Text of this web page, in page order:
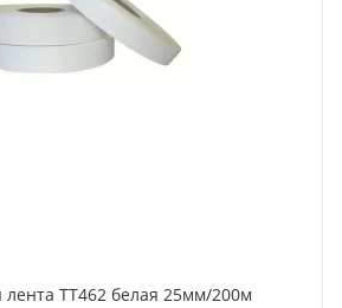
лента TT462 белая 25мм/200м